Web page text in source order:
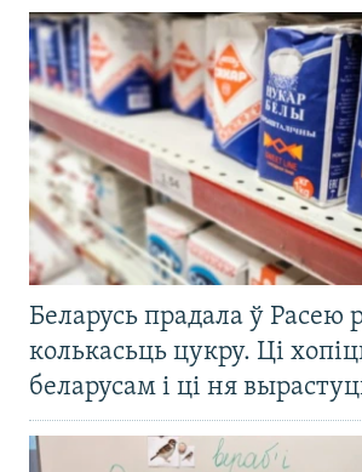
Беларусь прадала ў Расею
колькасьць цукру. Ці
беларусам і ці ня